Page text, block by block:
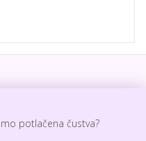
potlačena čustva?